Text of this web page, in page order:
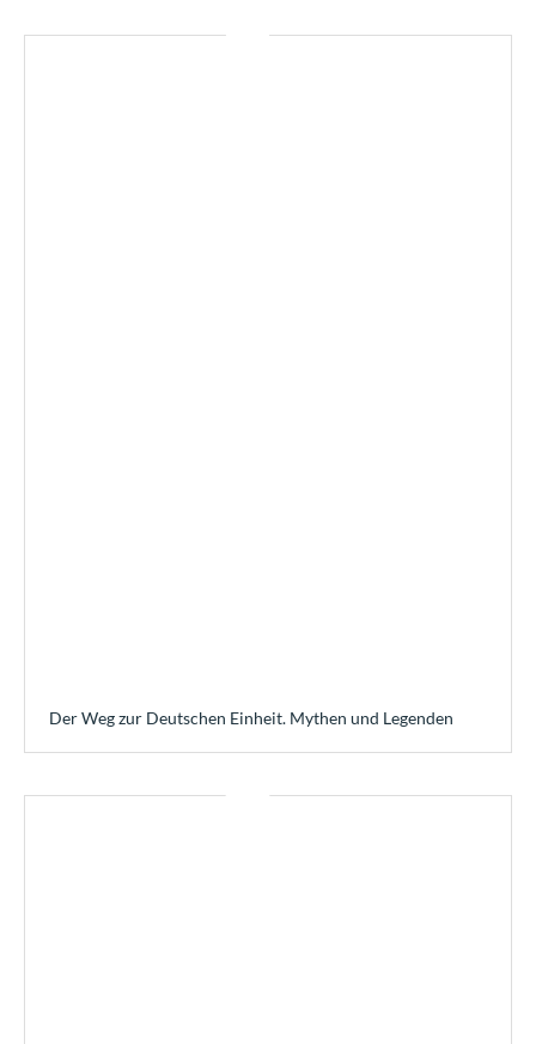
Der Weg zur Deutschen Einheit. Mythen und Legenden